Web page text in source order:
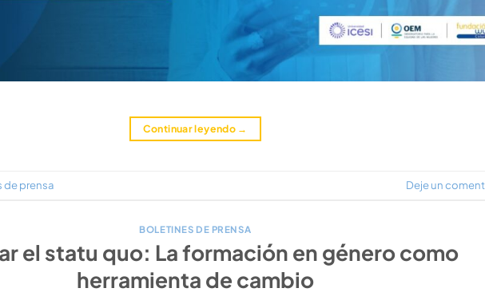
Continuar leyendo →
de prensa Deje un
BOLETINES DE PRENSA
el statu quo: La formación en género como
herramienta de cambio